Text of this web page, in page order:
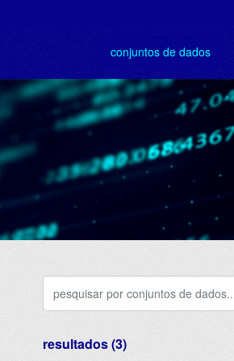
conjuntos de dados
resultados (3)